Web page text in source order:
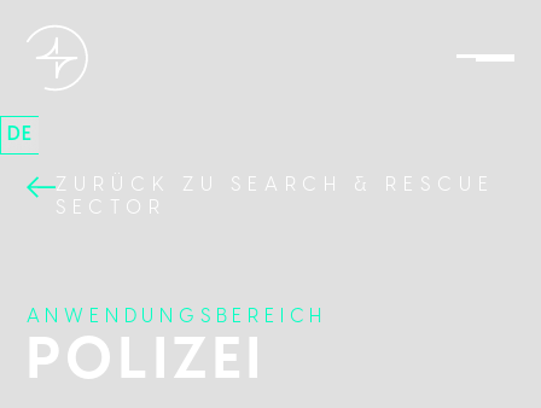
DE
ZURÜCK ZU SEARCH & RESCUE
SECTOR
ANWENDUNGSBEREICH
POLIZEI